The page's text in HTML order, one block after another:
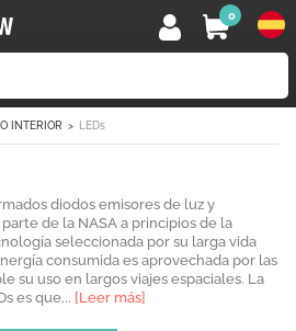
0
INTERIOR LEDs
diodos emisores de luz y
de la NASA a principios de la
seleccionada por su larga vida
consumida es aprovechada por las
su uso en largos viajes espaciales. La
es que... [Leer más]